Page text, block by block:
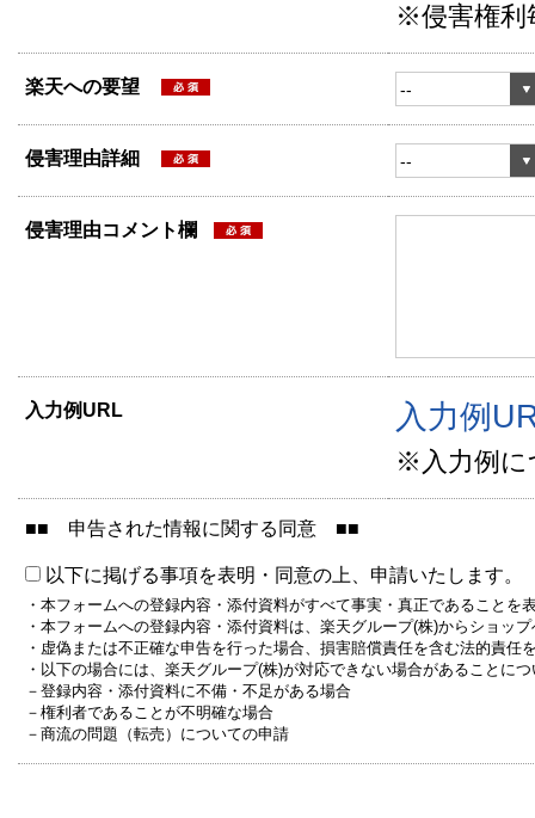
※侵害権利
楽天への要望
侵害理由詳細
侵害理由コメント欄
入力例URL 入力例
※入力例に
■■ 申告された情報に関する同意 ■■
以下に掲げる事項を表明・同意の上、申請いたします。
・本フォームへの登録内容・添付資料がすべて事実・真正であることを
・本フォームへの登録内容・添付資料は、楽天グループ(株)からショッ
・虚偽または不正確な申告を行った場合、損害賠償責任を含む法的責
・以下の場合には、楽天グループ(株)が対応できない場合があることに
－登録内容・添付資料に不備・不足がある場合
－権利者であることが不明確な場合
－商流の問題（転売）についての申請